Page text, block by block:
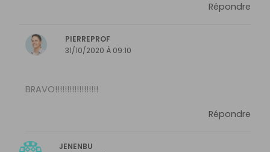
Répondre
PIERREPROF
31/10/2020 À 09:10
BRAVO!!!!!!!!!!!!!!!!!!
Répondre
JENENBU